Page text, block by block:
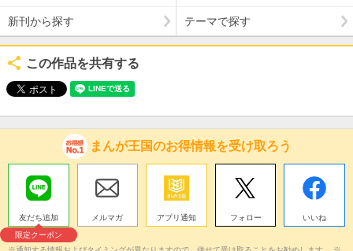
新刊から探す テーマで探す
この作品を共有する
まんが王国のお得情報を受け取ろう
友だち追加
限定クーポン
メルマガ アプリ通知 フォロー いいね